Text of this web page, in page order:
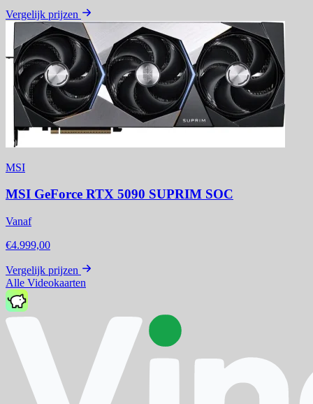
Vergelijk prijzen
MSI
MSI GeForce RTX 5090 SUPRIM SOC
Vanaf
€4.999,00
Vergelijk prijzen
Alle Videokaarten